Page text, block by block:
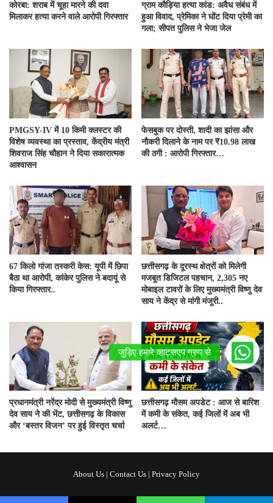
कोरबा: शराब में चूहा मारने की दवा
मिलाकर हत्या करने वाले आरोपी गिरफ्तार
ग्राम कौड़िया हत्या कांड: अवैध संबंध में
हुआ विवाद, प्रेमिका ने घोंट दिया प्रेमी का
गला; सीपत पुलिस ने भेजा जेल
PMGSY-IV में 10 किमी क्लस्टर की
विशेष व्यवस्था का प्रस्ताव, केंद्रीय मंत्री
शिवराज सिंह चौहान ने दिया सकारात्मक
आश्वासन
फेसबुक पर दोस्ती, शादी का झांसा और
नौकरी दिलाने के नाम पर ₹10.98 लाख
की ठगी : आरोपी गिरफ्तार…
67 किलो गांजा तस्करी केस: यूपी में छिपा
बैठा था आरोपी, कांकेर पुलिस ने बदायूं से
किया गिरफ्तार..
छत्तीसगढ़ के दूरस्थ क्षेत्रों को मिलेगी
मजबूत डिजिटल पहचान, 2,305 नए
मोबाइल टावरों के लिए मुख्यमंत्री विष्णु देव
साय ने केंद्र से मांगी मंजूरी..
प्रधानमंत्री नरेंद्र मोदी से मुख्यमंत्री विष्णु
देव साय ने की भेंट, छत्तीसगढ़ के विकास
और ‘बस्तर विजन’ पर हुई विस्तृत चर्चा
छत्तीसगढ़ मौसम अपडेट : आज से बारिश
में कमी के संकेत, कई जिलों में अब भी
अलर्ट…
About Us | Contact Us | Privacy Policy